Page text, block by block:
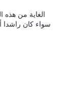
الغاية من هذه
سواء كان راشدا